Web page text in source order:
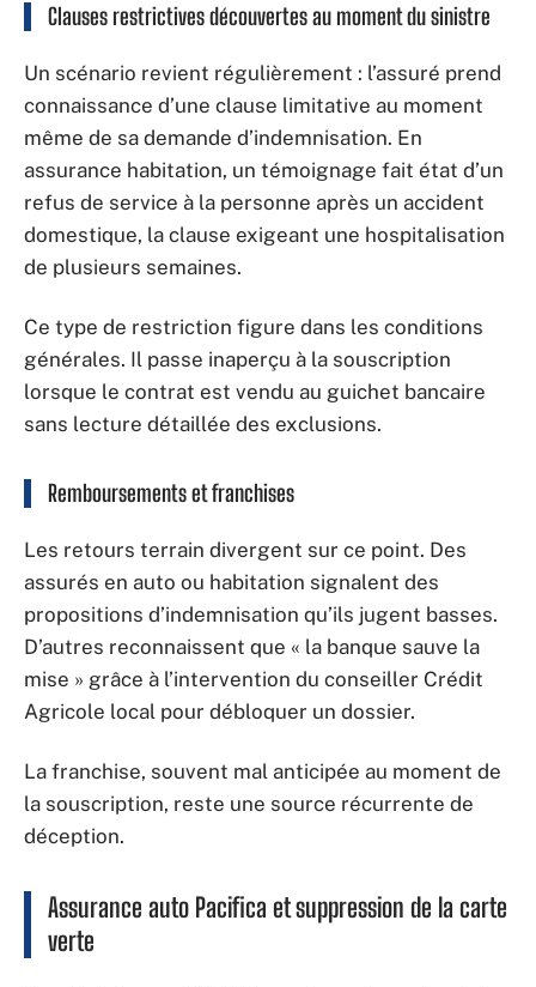
Clauses restrictives découvertes au moment du sinistre
Un scénario revient régulièrement : l’assuré prend
connaissance d’une clause limitative au moment
même de sa demande d’indemnisation. En
assurance habitation, un témoignage fait état d’un
refus de service à la personne après un accident
domestique, la clause exigeant une hospitalisation
de plusieurs semaines.
Ce type de restriction figure dans les conditions
générales. Il passe inaperçu à la souscription
lorsque le contrat est vendu au guichet bancaire
sans lecture détaillée des exclusions.
Remboursements et franchises
Les retours terrain divergent sur ce point. Des
assurés en auto ou habitation signalent des
propositions d’indemnisation qu’ils jugent basses.
D’autres reconnaissent que « la banque sauve la
mise » grâce à l’intervention du conseiller Crédit
Agricole local pour débloquer un dossier.
La franchise, souvent mal anticipée au moment de
la souscription, reste une source récurrente de
déception.
Assurance auto Pacifica et suppression de la carte
verte